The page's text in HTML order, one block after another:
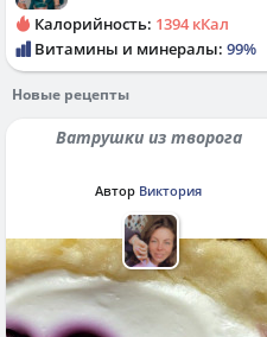
Калорийность: 1394 кКал
Витамины и минералы: 99%
Новые рецепты
Ватрушки из творога
Автор Виктория